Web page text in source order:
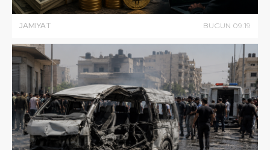
JAMIYAT BUGUN 09:19